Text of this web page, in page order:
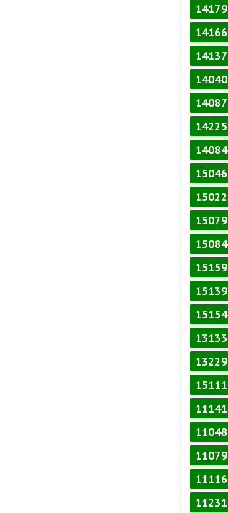
14179
14166
14137
14040
14087
14225
14084
15046
15022
15079
15084
15159
15139
15154
13133
13229
15111
11141
11048
11079
11116
11231